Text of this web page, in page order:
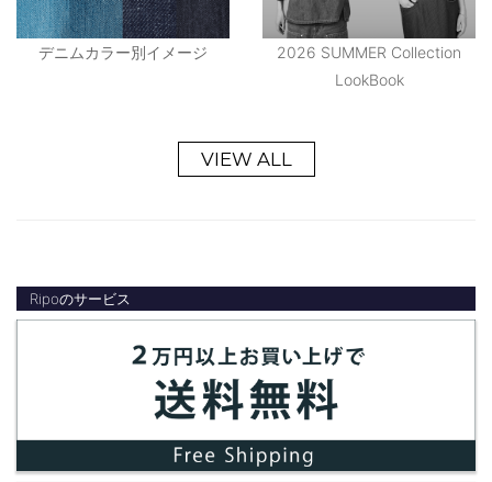
デニムカラー別イメージ
2026 SUMMER Collection
LookBook
VIEW ALL
Ripoのサービス